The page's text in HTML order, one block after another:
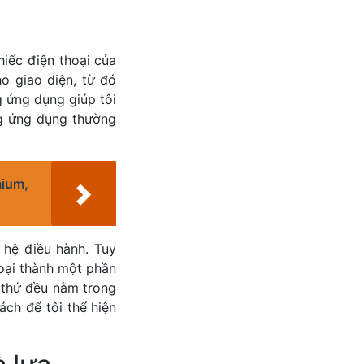
điện thoại của
giao diện, từ đó
ứng dụng giúp tôi
ứng dụng thường
điều hành. Tuy
thành một phần
đều nằm trong
để tôi thể hiện